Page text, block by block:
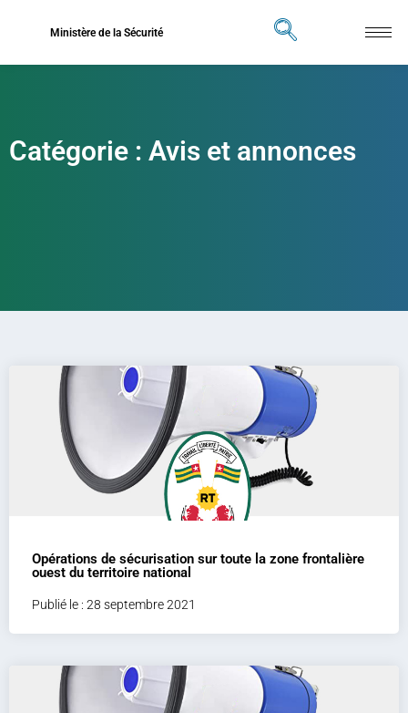
Ministère de la Sécurité
Catégorie : Avis et annonces
Opérations de sécurisation sur toute la zone frontalière
ouest du territoire national
Publié le : 28 septembre 2021